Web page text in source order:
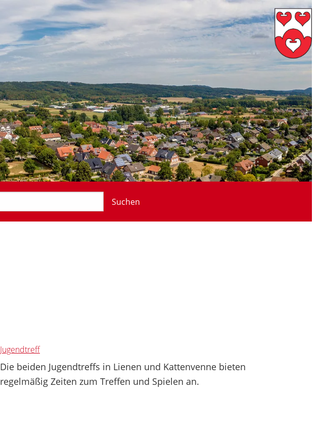
Suchen
Jugendtreff
Die beiden Jugendtreffs in Lienen und Kattenvenne bieten
regelmäßig Zeiten zum Treffen und Spielen an.